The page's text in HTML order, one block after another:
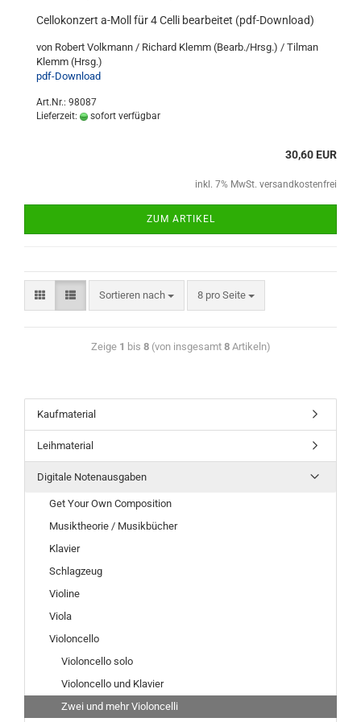
Cellokonzert a-Moll für 4 Celli bearbeitet (pdf-Download)
von Robert Volkmann / Richard Klemm (Bearb./Hrsg.) / Tilman
Klemm (Hrsg.)
pdf-Download
Art.Nr.: 98087
Lieferzeit:
sofort verfügbar
30,60 EUR
inkl. 7% MwSt. versandkostenfrei
ZUM ARTIKEL
Sortieren nach 8 pro Seite
Zeige 1 bis 8(von insgesamt 8Artikeln)
Kaufmaterial
Leihmaterial
Digitale Notenausgaben
Get Your Own Composition
Musiktheorie / Musikbücher
Klavier
Schlagzeug
Violine
Viola
Violoncello
Violoncello solo
Violoncello und Klavier
Zwei und mehr Violoncelli